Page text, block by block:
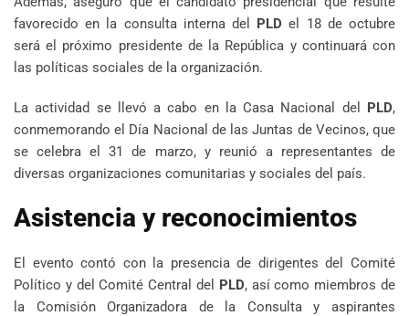
favorecido en la consulta interna del PLD el 18 de octubre
será el próximo presidente de la República y continuará con
las políticas sociales de la organización.
La actividad se llevó a cabo en la Casa Nacional del PLD,
conmemorando el Día Nacional de las Juntas de Vecinos, que
se celebra el 31 de marzo, y reunió a representantes de
diversas organizaciones comunitarias y sociales del país.
Asistencia y reconocimientos
El evento contó con la presencia de dirigentes del Comité
Político y del Comité Central del PLD, así como miembros de
la Comisión Organizadora de la Consulta y aspirantes